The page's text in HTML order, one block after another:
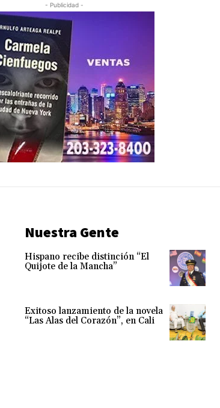
- Publicidad -
Nuestra Gente
Hispano recibe distinción “El
Quijote de la Mancha”
Exitoso lanzamiento de la novela
“Las Alas del Corazón”, en Cali